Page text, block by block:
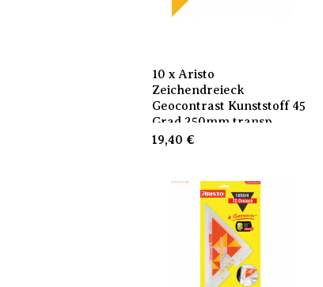
10 x Aristo
Zeichendreieck
Geocontrast Kunststoff 45
Grad 250mm transp
19,40 €